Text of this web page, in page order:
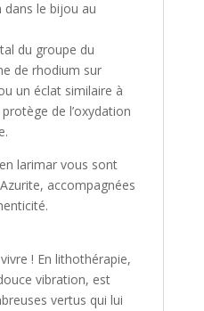
dans le bijou au
du groupe du
de rhodium sur
un éclat similaire à
de l’oxydation
larimar vous sont
accompagnées
! En lithothérapie,
vibration, est
vertus qui lui